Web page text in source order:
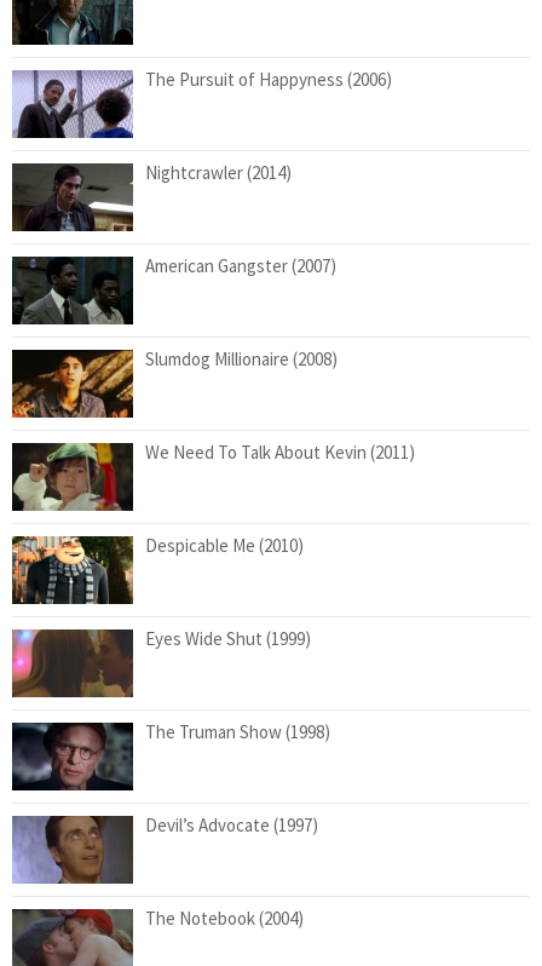
The Pursuit of Happyness (2006)
Nightcrawler (2014)
American Gangster (2007)
Slumdog Millionaire (2008)
We Need To Talk About Kevin (2011)
Despicable Me (2010)
Eyes Wide Shut (1999)
The Truman Show (1998)
Devil’s Advocate (1997)
The Notebook (2004)